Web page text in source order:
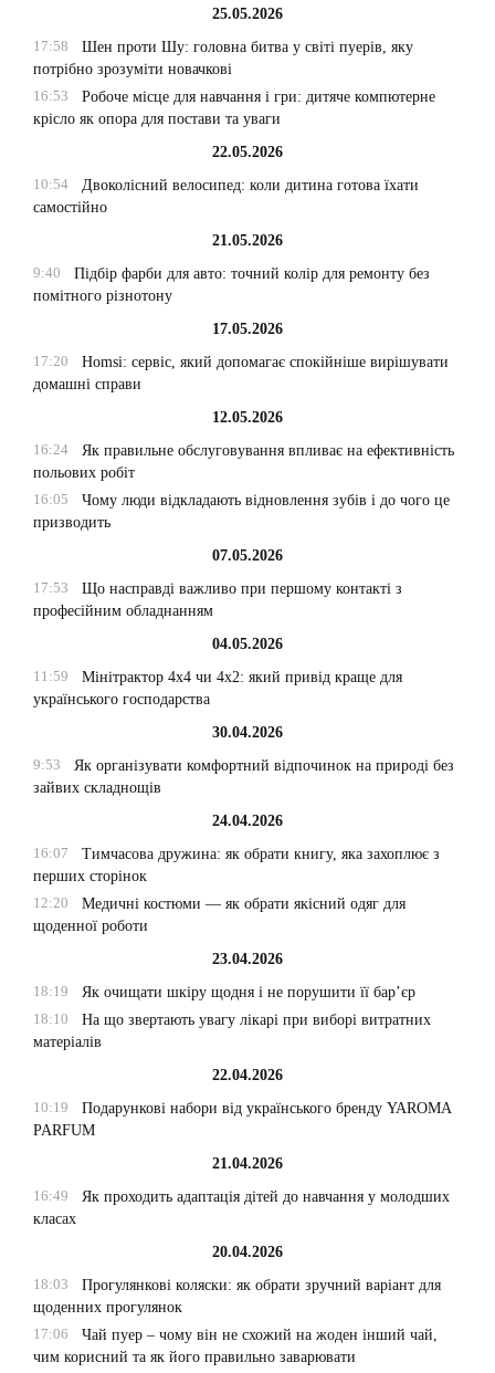
25.05.2026
17:58
Шен проти Шу: головна битва у світі пуерів, яку
потрібно зрозуміти новачкові
16:53
Робоче місце для навчання і гри: дитяче компютерне
крісло як опора для постави та уваги
22.05.2026
10:54
Двоколісний велосипед: коли дитина готова їхати
самостійно
21.05.2026
9:40
Підбір фарби для авто: точний колір для ремонту без
помітного різнотону
17.05.2026
17:20
Homsi: сервіс, який допомагає спокійніше вирішувати
домашні справи
12.05.2026
16:24
Як правильне обслуговування впливає на ефективність
польових робіт
16:05
Чому люди відкладають відновлення зубів і до чого це
призводить
07.05.2026
17:53
Що насправді важливо при першому контакті з
професійним обладнанням
04.05.2026
11:59
Мінітрактор 4х4 чи 4х2: який привід краще для
українського господарства
30.04.2026
9:53
Як організувати комфортний відпочинок на природі без
зайвих складнощів
24.04.2026
16:07
Тимчасова дружина: як обрати книгу, яка захоплює з
перших сторінок
12:20
Медичні костюми — як обрати якісний одяг для
щоденної роботи
23.04.2026
18:19
Як очищати шкіру щодня і не порушити її бар’єр
18:10
На що звертають увагу лікарі при виборі витратних
матеріалів
22.04.2026
10:19
Подарункові набори від українського бренду YAROMA
PARFUM
21.04.2026
16:49
Як проходить адаптація дітей до навчання у молодших
класах
20.04.2026
18:03
Прогулянкові коляски: як обрати зручний варіант для
щоденних прогулянок
17:06
Чай пуер – чому він не схожий на жоден інший чай,
чим корисний та як його правильно заварювати